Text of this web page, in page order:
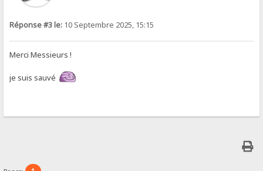
Réponse #3 le: 10 Septembre 2025, 15:15
Merci Messieurs !
je suis sauvé